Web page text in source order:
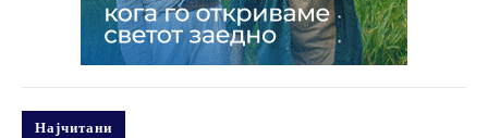
Најчитани